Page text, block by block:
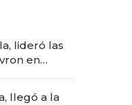
lideró las
en
llegó a la